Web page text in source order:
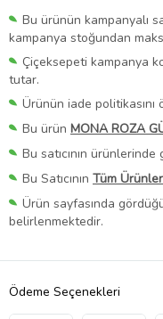
Bu ürünün kampanyalı
kampanya stoğundan
Çiçeksepeti kampanya
tutar.
Ürünün iade politikasını
Bu ürün MONA ROZA
Bu satıcının ürünlerinde
Bu Satıcının Tüm
Ürün sayfasında
belirlenmektedir.
Ödeme Seçenekleri